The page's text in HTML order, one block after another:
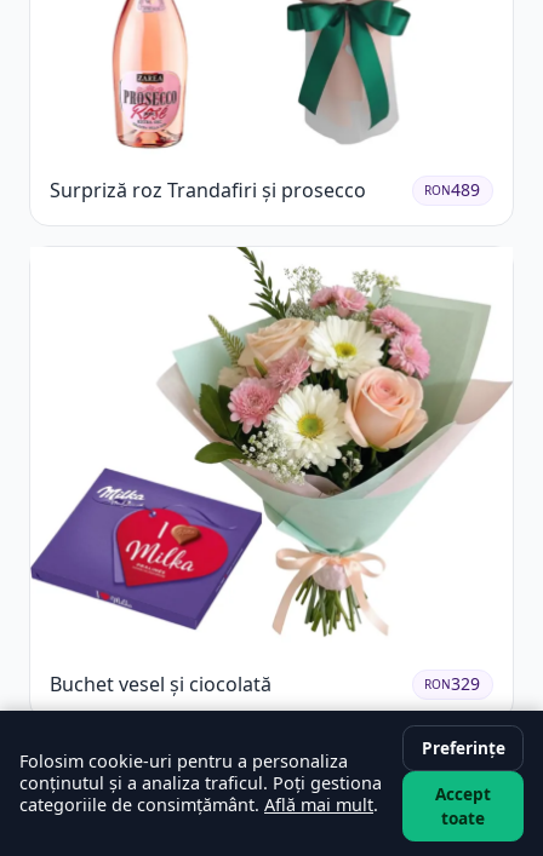
Surpriză roz Trandafiri și prosecco RON489
Buchet vesel și ciocolată RON329
Folosim cookie-uri pentru a personaliza
conținutul și a analiza traficul. Poți gestiona
categoriile de consimțământ. Află mai mult.
Preferințe
Accept
toate